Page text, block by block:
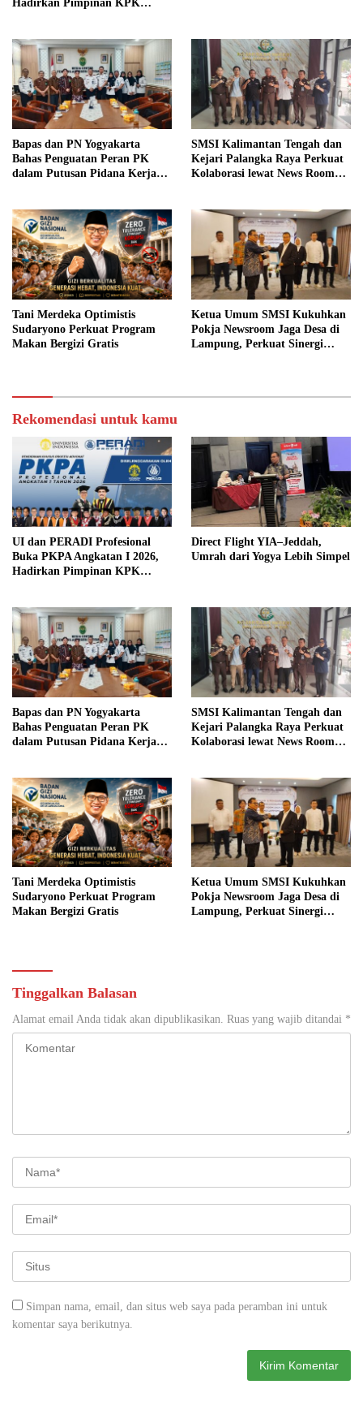
Hadirkan Pimpinan KPK
Bapas dan PN Yogyakarta
Bahas Penguatan Peran PK
dalam Putusan Pidana Kerja
SMSI Kalimantan Tengah dan
Kejari Palangka Raya Perkuat
Kolaborasi lewat News Room
Tani Merdeka Optimistis
Sudaryono Perkuat Program
Makan Bergizi Gratis
Ketua Umum SMSI Kukuhkan
Pokja Newsroom Jaga Desa di
Lampung, Perkuat Sinergi
Rekomendasi untuk kamu
UI dan PERADI Profesional
Buka PKPA Angkatan I 2026,
Hadirkan Pimpinan KPK
Direct Flight YIA–Jeddah,
Umrah dari Yogya Lebih Simpel
Bapas dan PN Yogyakarta
Bahas Penguatan Peran PK
dalam Putusan Pidana Kerja
SMSI Kalimantan Tengah dan
Kejari Palangka Raya Perkuat
Kolaborasi lewat News Room
Tani Merdeka Optimistis
Sudaryono Perkuat Program
Makan Bergizi Gratis
Ketua Umum SMSI Kukuhkan
Pokja Newsroom Jaga Desa di
Lampung, Perkuat Sinergi
Tinggalkan Balasan
Alamat email Anda tidak akan dipublikasikan. Ruas yang wajib ditandai *
Simpan nama, email, dan situs web saya pada peramban ini untuk
komentar saya berikutnya.